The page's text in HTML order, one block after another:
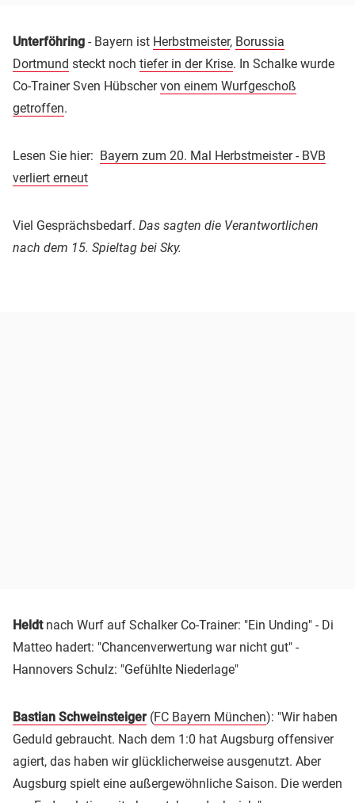
Unterföhring - Bayern ist Herbstmeister, Borussia
Dortmund steckt noch tiefer in der Krise. In Schalke wurde
Co-Trainer Sven Hübschervon einem Wurfgeschoß
getroffen.
Lesen Sie hier: Bayern zum 20. Mal Herbstmeister - BVB
verliert erneut
Viel Gesprächsbedarf. Das sagten die Verantwortlichen
nach dem 15. Spieltag bei Sky.
Heldt nach Wurf auf Schalker Co-Trainer: "Ein Unding" - Di
Matteo hadert: "Chancenverwertung war nicht gut" -
Hannovers Schulz: "Gefühlte Niederlage"
Bastian Schweinsteiger (FC Bayern München): "Wir haben
Geduld gebraucht. Nach dem 1:0 hat Augsburg offensiver
agiert, das haben wir glücklicherweise ausgenutzt. Aber
Augsburg spielt eine außergewöhnliche Saison. Die werden